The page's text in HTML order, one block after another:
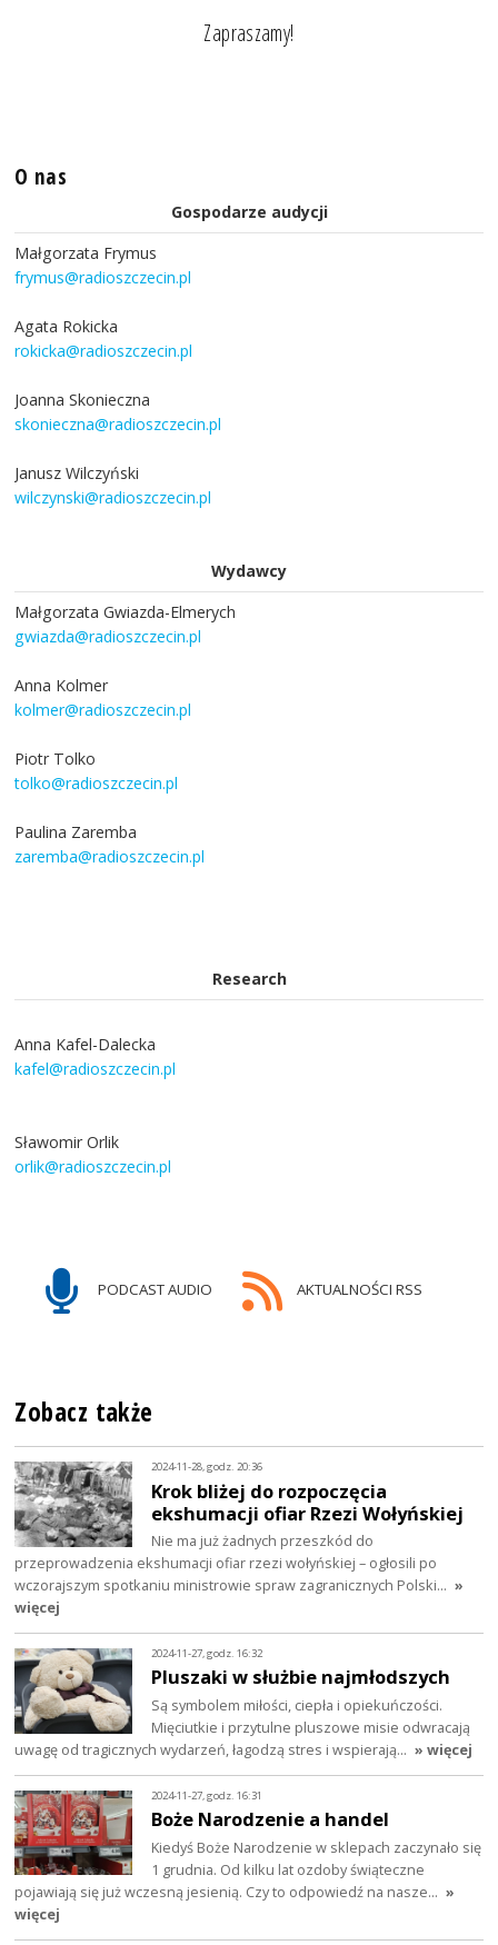
Zapraszamy!
O nas
Gospodarze audycji
Małgorzata Frymus
frymus@radioszczecin.pl
Agata Rokicka
rokicka@radioszczecin.pl
Joanna Skonieczna
skonieczna@radioszczecin.pl
Janusz Wilczyński
wilczynski@radioszczecin.pl
Wydawcy
Małgorzata Gwiazda-Elmerych
gwiazda@radioszczecin.pl
Anna Kolmer
kolmer@radioszczecin.pl
Piotr Tolko
tolko@radioszczecin.pl
Paulina Zaremba
zaremba@radioszczecin.pl
Research
Anna Kafel-Dalecka
kafel@radioszczecin.pl
Sławomir Orlik
orlik@radioszczecin.pl
PODCAST AUDIO AKTUALNOŚCI RSS
Zobacz także
2024-11-28, godz. 20:36
Krok bliżej do rozpoczęcia
ekshumacji ofiar Rzezi Wołyńskiej
Nie ma już żadnych przeszkód do
przeprowadzenia ekshumacji ofiar rzezi wołyńskiej – ogłosili po
wczorajszym spotkaniu ministrowie spraw zagranicznych Polski… »
więcej
2024-11-27, godz. 16:32
Pluszaki w służbie najmłodszych
Są symbolem miłości, ciepła i opiekuńczości.
Mięciutkie i przytulne pluszowe misie odwracają
uwagę od tragicznych wydarzeń, łagodzą stres i wspierają… » więcej
2024-11-27, godz. 16:31
Boże Narodzenie a handel
Kiedyś Boże Narodzenie w sklepach zaczynało się
1 grudnia. Od kilku lat ozdoby świąteczne
pojawiają się już wczesną jesienią. Czy to odpowiedź na nasze… »
więcej